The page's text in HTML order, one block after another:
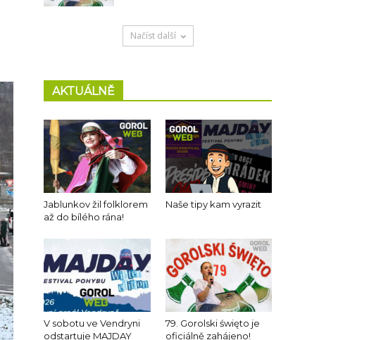
Načíst další
AKTUÁLNĚ
Jablunkov žil folklorem
až do bílého rána!
Naše tipy kam vyrazit
V sobotu ve Vendryni
odstartuje MAJDAY
79. Gorolski święto je
oficiálně zahájeno!